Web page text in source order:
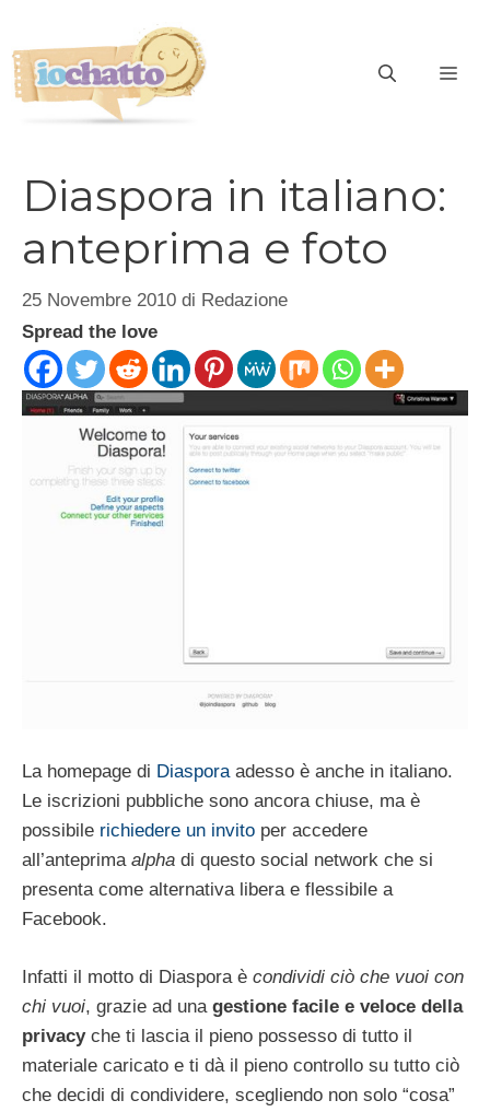
contenuto
Diaspora in italiano:
anteprima e foto
25 Novembre 2010 di Redazione
Spread the love
La homepage di Diasporaadesso è anche in italiano.
Le iscrizioni pubbliche sono ancora chiuse, ma è
possibile richiedere un invito per accedere
all’anteprima alpha di questo social network che si
presenta come alternativa libera e flessibile a
Facebook.
Infatti il motto di Diaspora è condividi ciò che vuoi con
chi vuoi, grazie ad una gestione facile e veloce della
privacyche ti lascia il pieno possesso di tutto il
materiale caricato e ti dà il pieno controllo su tutto ciò
che decidi di condividere, scegliendo non solo “cosa”